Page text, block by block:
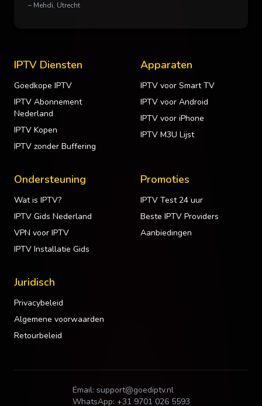
– Mehdi, Utrecht
IPTV Diensten
Goedkope IPTV
IPTV Abonnement
Nederland
IPTV Kopen
IPTV zonder Buffering
Apparaten
IPTV voor Smart TV
IPTV voor Android
IPTV voor iPhone
IPTV M3U Lijst
Ondersteuning
Wat is IPTV?
IPTV Gids Nederland
VPN voor IPTV
IPTV Installatie Gids
Promoties
IPTV Test 24 uur
Beste IPTV Providers
Aanbiedingen
Juridisch
Privacybeleid
Algemene voorwaarden
Retourbeleid
Email: support@goediptv.nl
WhatsApp: +31 9701 026 5593